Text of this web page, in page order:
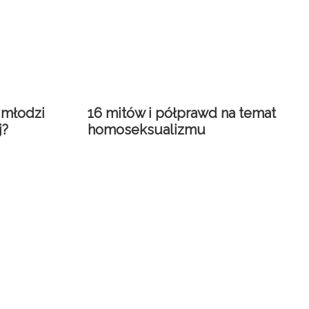
16 mitów i półprawd na temat
homoseksualizmu